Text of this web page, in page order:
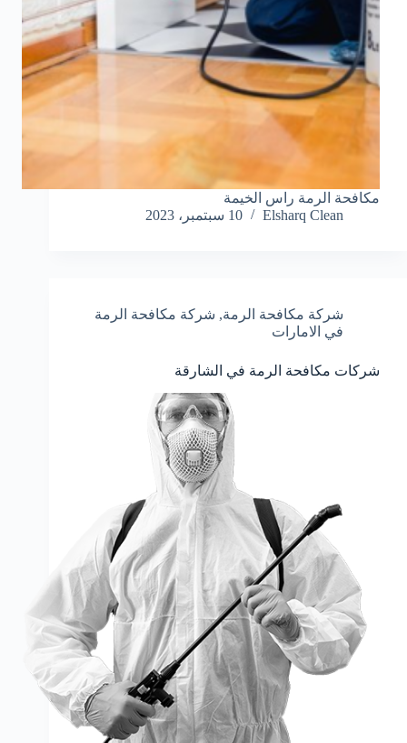
مكافحة الرمة راس الخيمة
Elsharq Clean
10 سبتمبر، 2023
شركة مكافحة الرمة, شركة مكافحة الرمة
في الامارات
شركات مكافحة الرمة في الشارقة